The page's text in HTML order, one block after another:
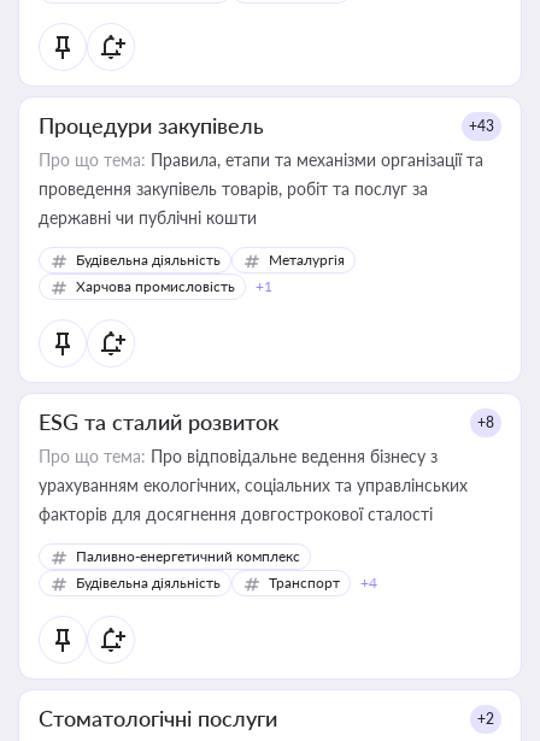
Процедури закупівель +43
Про що тема: Правила, етапи та механізми організації та
проведення закупівель товарів, робіт та послуг за
державні чи публічні кошти
Будівельна діяльність
Металургія
Харчова промисловість
+1
ESG та сталий розвиток +8
Про що тема: Про відповідальне ведення бізнесу з
урахуванням екологічних, соціальних та управлінських
факторів для досягнення довгострокової сталості
Паливно-енергетичний комплекс
Будівельна діяльність
Транспорт +4
Стоматологічні послуги +2